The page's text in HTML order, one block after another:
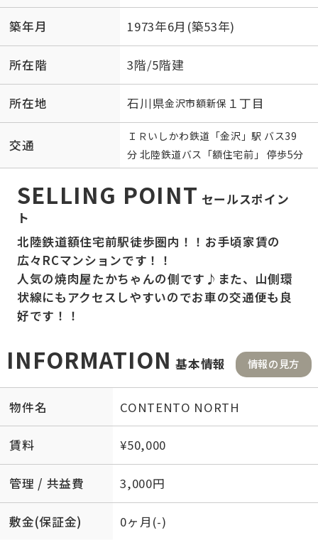
築年月 1973年6月(築53年)
所在階 3階/5階建
所在地 石川県金沢市額新保 １丁目
交通
ＩＲいしかわ鉄道 「金沢 」駅 バス39
分 北陸鉄道バス「額住宅前」 停歩5分
SELLING POINT セールスポイン
ト
北陸鉄道額住宅前駅徒歩圏内！！お手頃家賃の
広々RCマンションです！！
人気の焼肉屋たかちゃんの側です♪また、山側環
状線にもアクセスしやすいのでお車の交通便も良
好です！！
INFORMATION 基本情報 情報の見方
物件名 CONTENTO NORTH
賃料 ¥50,000
管理 / 共益費 3,000円
敷金(保証金) 0ヶ月(-)